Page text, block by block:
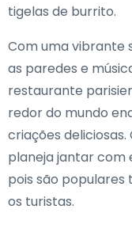
tigelas de burrito.
Com uma vibrante
as paredes e
restaurante
redor do mundo
criações
planeja jantar com
pois são
os turistas.